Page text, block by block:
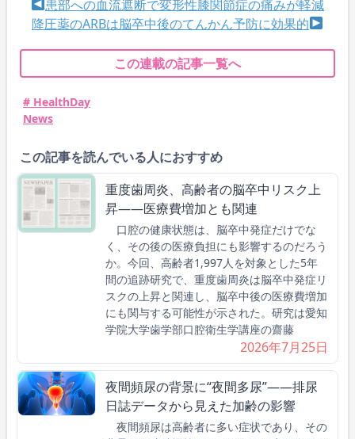
患部への血流遮断で変形性膝関節症の痛みが軽減
降圧薬のARBは脳卒中後のてんかん予防に効果的
この連載の記事一覧へ
# HealthDay
News
この記事を読んでいる人におすすめ
重度歯周炎、高齢者の脳卒中リスク上
昇――医療費増加とも関連
口腔の健康状態は、脳卒中発症だけでな
く、その後の医療負担にも影響するのだろう
か。今回、高齢者1,997人を対象とした5年
間の追跡研究で、重度歯周炎は脳卒中発症リ
スクの上昇と関連し、脳卒中後の医療費増加
にも関与する可能性が示された。研究は愛知
学院大学歯学部口腔衛生学講座の齋藤
2026年7月25日
夜間頻尿の背景に“夜間多尿”――排尿
日誌データから見えた加齢の影響
夜間頻尿は高齢者に多い症状であり、その